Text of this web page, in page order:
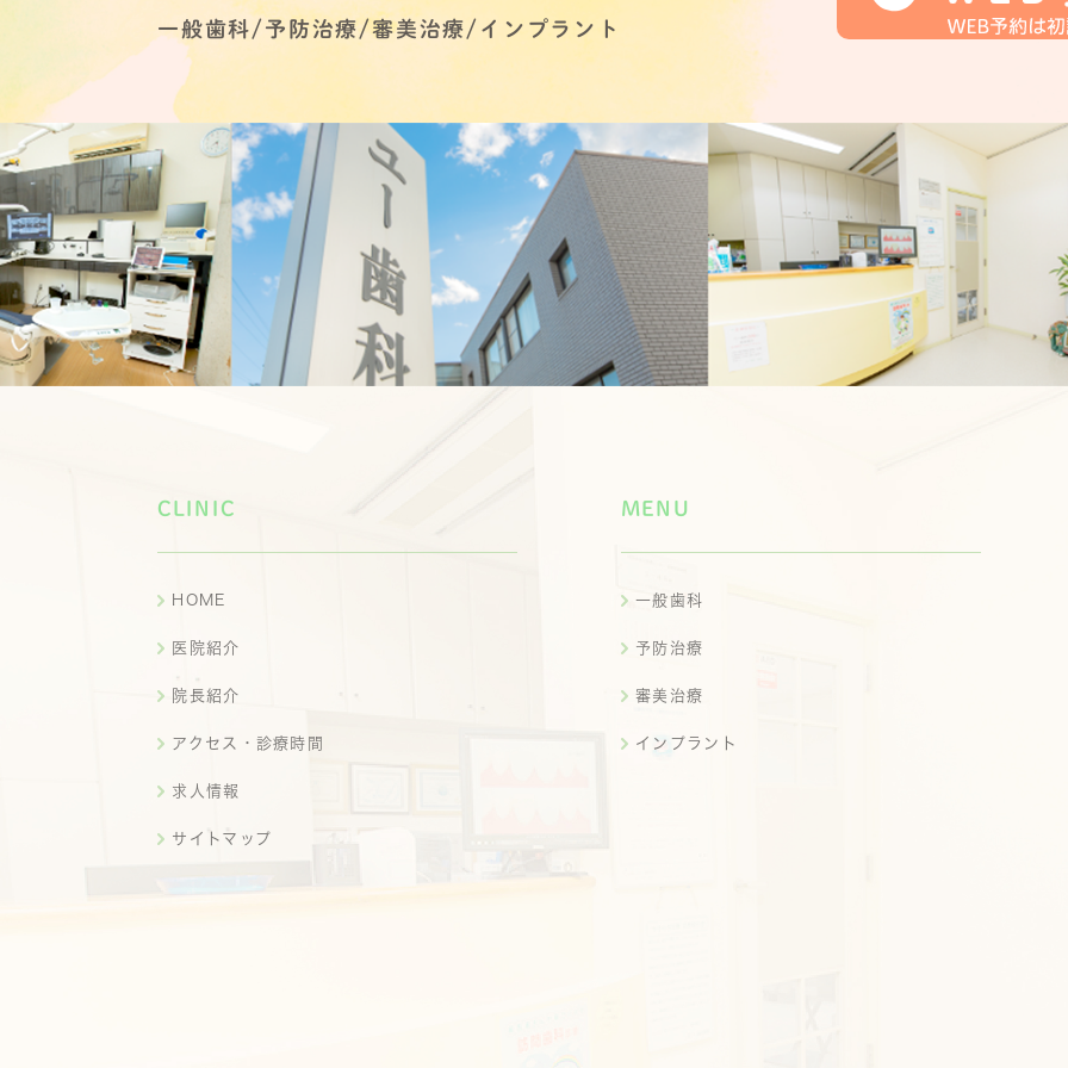
一般歯科/予防治療/審美治療/インプラント
CLINIC
HOME
医院紹介
院長紹介
アクセス・診療時間
求人情報
サイトマップ
MENU
一般歯科
予防治療
審美治療
インプラント